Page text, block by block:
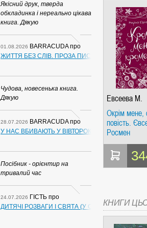
Якісний друк, тверда
обкладинка і нереально цікава
книга. Дякую
01.08.2026 BARRACUDAпро
ЖИТТЯ БЕЗ СЛІВ. ПРОЗА ПИСЬМЕННИКІВ ІЗ
Чудова, новесенька книга.
Дякую
28.07.2026 BARRACUDAпро
У НАС ВБИВАЮТЬ У ВІВТОРОК. СЛАПОВСЬКИЙ
Посібник - орієнтир на
тривалий час
24.07.2026 ГІСТЬ про
ДИТЯЧІ РОЗВАГИ І СВЯТА (У СХЕМАХ,
Евсеева М.
Окрім мене,
повість.
Росмен
КНИГИ